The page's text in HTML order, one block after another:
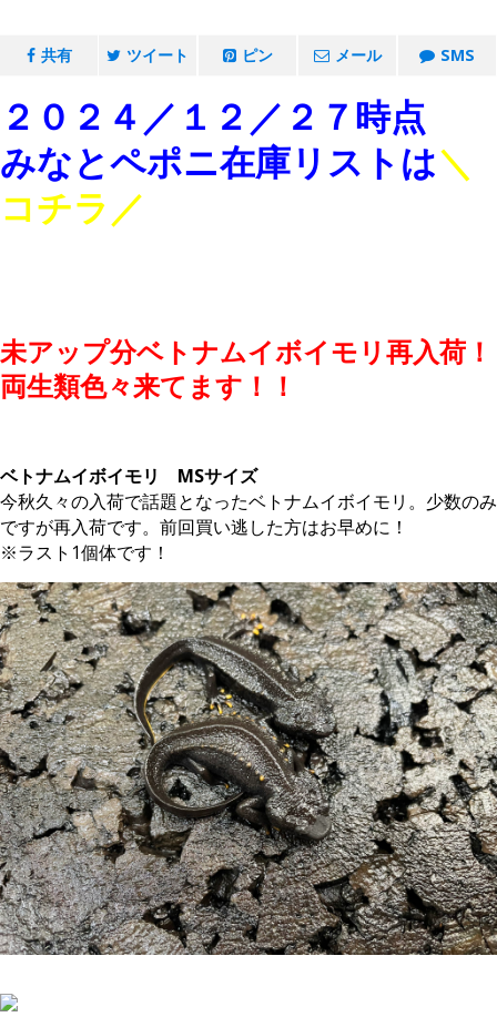
共有 ツイート ピン メール SMS
２０２４／１２／２７時点
みなとペポニ在庫リストは＼
コチラ／
未アップ分ベトナムイボイモリ再入荷！
両生類色々来てます！！
ベトナムイボイモリ MSサイズ
今秋久々の入荷で話題となったベトナムイボイモリ。少数のみ
ですが再入荷です。前回買い逃した方はお早めに！
※ラスト1個体です！